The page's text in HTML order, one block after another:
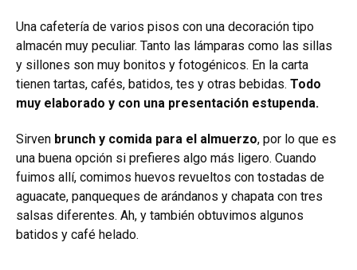
Una cafetería de varios pisos con una decoración tipo
almacén muy peculiar. Tanto las lámparas como las sillas
y sillones son muy bonitos y fotogénicos. En la carta
tienen tartas, cafés, batidos, tes y otras bebidas. Todo
muy elaborado y con una presentación estupenda.
Sirven brunch y comida para el almuerzo, por lo que es
una buena opción si prefieres algo más ligero. Cuando
fuimos allí, comimos huevos revueltos con tostadas de
aguacate, panqueques de arándanos y chapata con tres
salsas diferentes. Ah, y también obtuvimos algunos
batidos y café helado.